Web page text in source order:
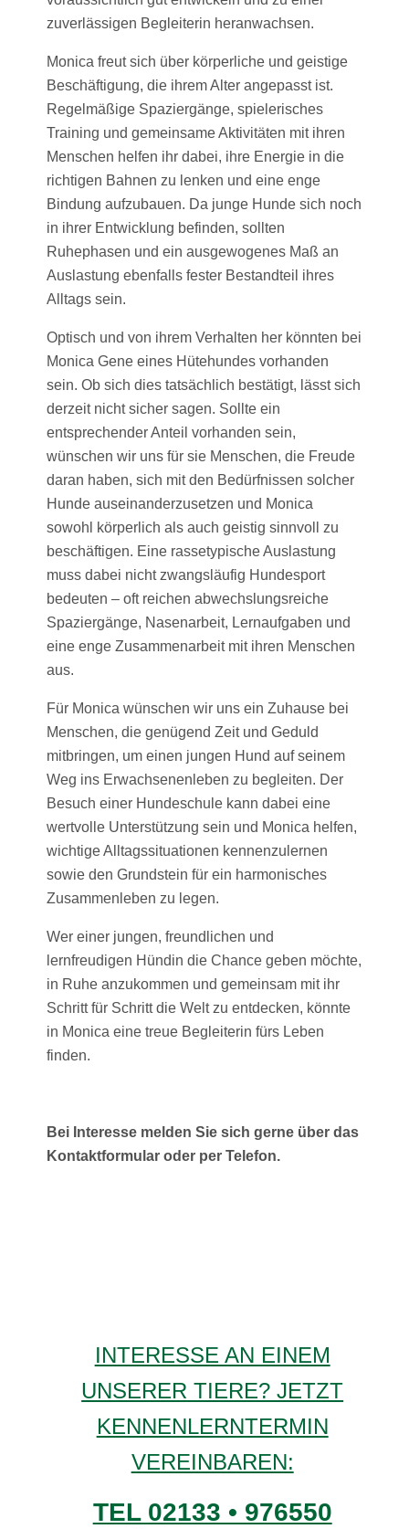
zuverlässigen Begleiterin heranwachsen.
Monica freut sich über körperliche und geistige
Beschäftigung, die ihrem Alter angepasst ist.
Regelmäßige Spaziergänge, spielerisches
Training und gemeinsame Aktivitäten mit ihren
Menschen helfen ihr dabei, ihre Energie in die
richtigen Bahnen zu lenken und eine enge
Bindung aufzubauen. Da junge Hunde sich noch
in ihrer Entwicklung befinden, sollten
Ruhephasen und ein ausgewogenes Maß an
Auslastung ebenfalls fester Bestandteil ihres
Alltags sein.
Optisch und von ihrem Verhalten her könnten bei
Monica Gene eines Hütehundes vorhanden
sein. Ob sich dies tatsächlich bestätigt, lässt sich
derzeit nicht sicher sagen. Sollte ein
entsprechender Anteil vorhanden sein,
wünschen wir uns für sie Menschen, die Freude
daran haben, sich mit den Bedürfnissen solcher
Hunde auseinanderzusetzen und Monica
sowohl körperlich als auch geistig sinnvoll zu
beschäftigen. Eine rassetypische Auslastung
muss dabei nicht zwangsläufig Hundesport
bedeuten – oft reichen abwechslungsreiche
Spaziergänge, Nasenarbeit, Lernaufgaben und
eine enge Zusammenarbeit mit ihren Menschen
aus.
Für Monica wünschen wir uns ein Zuhause bei
Menschen, die genügend Zeit und Geduld
mitbringen, um einen jungen Hund auf seinem
Weg ins Erwachsenenleben zu begleiten. Der
Besuch einer Hundeschule kann dabei eine
wertvolle Unterstützung sein und Monica helfen,
wichtige Alltagssituationen kennenzulernen
sowie den Grundstein für ein harmonisches
Zusammenleben zu legen.
Wer einer jungen, freundlichen und
lernfreudigen Hündin die Chance geben möchte,
in Ruhe anzukommen und gemeinsam mit ihr
Schritt für Schritt die Welt zu entdecken, könnte
in Monica eine treue Begleiterin fürs Leben
finden.
Bei Interesse melden Sie sich gerne über das
Kontaktformular oder per Telefon.
INTERESSE AN EINEM
UNSERER TIERE? JETZT
KENNENLERNTERMIN
VEREINBAREN:
TEL 02133 • 976550